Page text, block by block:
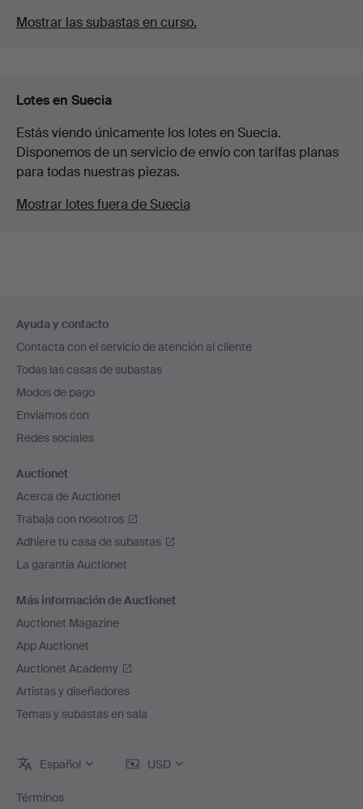
Mostrar las subastas en curso.
Lotes en Suecia
Estás viendo únicamente los lotes en Suecia.
Disponemos de un servicio de envío con tarifas planas
para todas nuestras piezas.
Mostrar lotes fuera de Suecia
en
el
pie
de
página
Ayuda y contacto
Contacta con el servicio de atención al cliente
Todas las casas de subastas
Modos de pago
Enviamos con
Redes sociales
Auctionet
Acerca de Auctionet
Trabaja con nosotros
Adhiere tu casa de subastas
La garantía Auctionet
Más información de Auctionet
Auctionet Magazine
App Auctionet
Auctionet Academy
Artistas y diseñadores
Temas y subastas en sala
Español USD
Términos